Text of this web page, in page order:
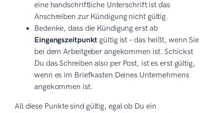
eine handschriftliche Unterschrift ist das
Anschreiben zur Kündigung nicht gültig.
Bedenke, dass die Kündigung erst ab
Eingangszeitpunkt gültig ist – das heißt, wenn Sie
bei dem Arbeitgeber angekommen ist. Schickst
Du das Schreiben also per Post, ist es erst gültig,
wenn es im Briefkasten Deines Unternehmens
angekommen ist.
All diese Punkte sind gültig, egal ob Du ein